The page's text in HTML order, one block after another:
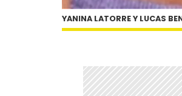
YANINA LATORRE Y LUCAS